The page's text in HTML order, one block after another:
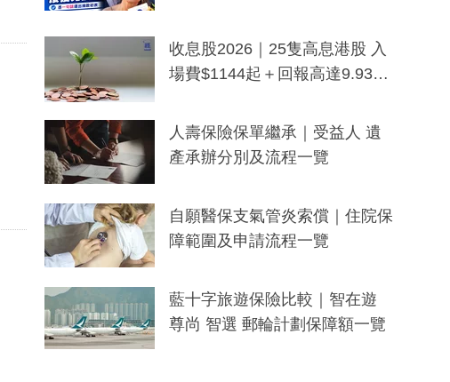
一度被誤當詐騙手段
收息股2026｜25隻高息港股 入
場費$1144起＋回報高達9.93
人壽保險保單繼承｜受益人 遺
產承辦分別及流程一覽
自願醫保支氣管炎索償｜住院保
障範圍及申請流程一覽
藍十字旅遊保險比較｜智在遊
尊尚 智選 郵輪計劃保障額一覽